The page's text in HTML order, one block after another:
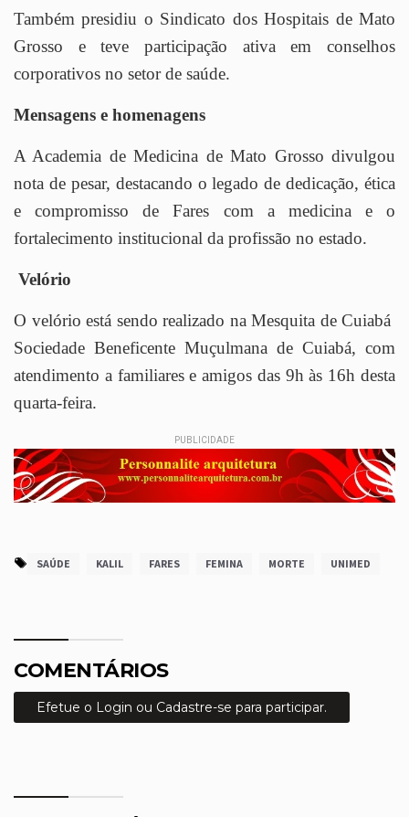
Também presidiu o Sindicato dos Hospitais de Mato
Grosso e teve participação ativa em conselhos
corporativos no setor de saúde.
Mensagens e homenagens
A Academia de Medicina de Mato Grosso divulgou
nota de pesar, destacando o legado de dedicação, ética
e compromisso de Fares com a medicina e o
fortalecimento institucional da profissão no estado.
Velório
O velório está sendo realizado na Mesquita de Cuiabá
Sociedade Beneficente Muçulmana de Cuiabá, com
atendimento a familiares e amigos das 9h às 16h desta
quarta-feira.
PUBLICIDADE
SAÚDE KALIL FARES FEMINA MORTE UNIMED
COMENTÁRIOS
Efetue o Login ou Cadastre-se para participar.